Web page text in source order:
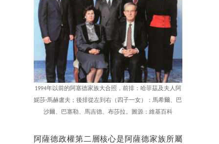
1994年以前的阿塞德家族大合照，前排：哈菲茲及夫人阿
妮莎·馬赫盧夫；後排從左到右（四子一女）：馬希爾、巴
沙爾、巴塞勒、馬吉德、布莎拉。圖源：維基百科
阿薩德政權第二層核心是阿薩德家族所屬